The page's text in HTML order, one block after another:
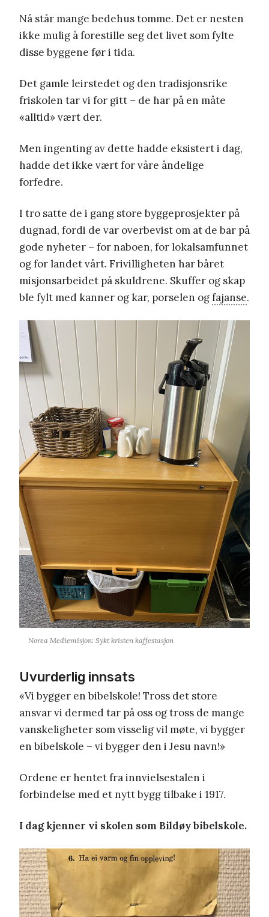
Nå står mange bedehus tomme. Det er nesten
ikke mulig å forestille seg det livet som fylte
disse byggene før i tida.
Det gamle leirstedet og den tradisjonsrike
friskolen tar vi for gitt – de har på en måte
«alltid» vært der.
Men ingenting av dette hadde eksistert i dag,
hadde det ikke vært for våre åndelige
forfedre.
I tro satte de i gang store byggeprosjekter på
dugnad, fordi de var overbevist om at de bar på
gode nyheter – for naboen, for lokalsamfunnet
og for landet vårt. Frivilligheten har båret
misjonsarbeidet på skuldrene. Skuffer og skap
ble fylt med kanner og kar, porselen ogfajanse.
Norea Mediemisjon: Sykt kristen kaffestasjon
Uvurderlig innsats
«Vi bygger en bibelskole! Tross det store
ansvar vi dermed tar på oss og tross de mange
vanskeligheter som visselig vil møte, vi bygger
en bibelskole – vi bygger den i Jesu navn!»
Ordene er hentet fra innvielsestalen i
forbindelse med et nytt bygg tilbake i 1917.
I dag kjenner vi skolen som Bildøy bibelskole.